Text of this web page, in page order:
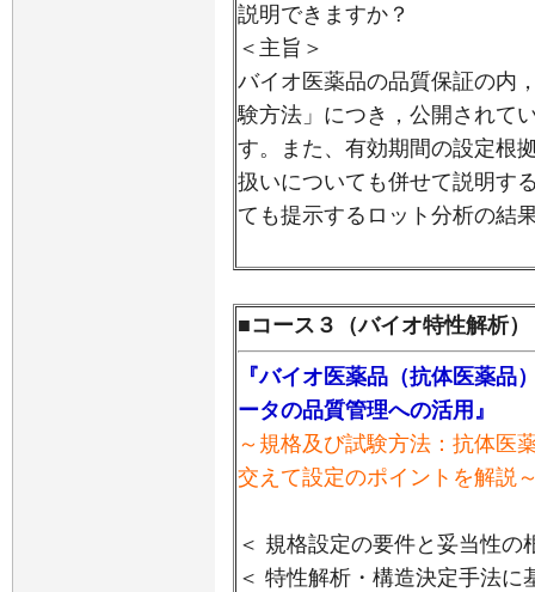
説明できますか？
＜主旨＞
バイオ医薬品の品質保証の内
験方法」につき，公開されて
す。また、有効期間の設定根
扱いについても併せて説明す
ても提示するロット分析の結
■コース３（バイオ特性解析）
『バイオ医薬品（抗体医薬品
ータの品質管理への活用』
～規格及び試験方法：抗体医
交えて設定のポイントを解説
＜ 規格設定の要件と妥当性の
＜ 特性解析・構造決定手法